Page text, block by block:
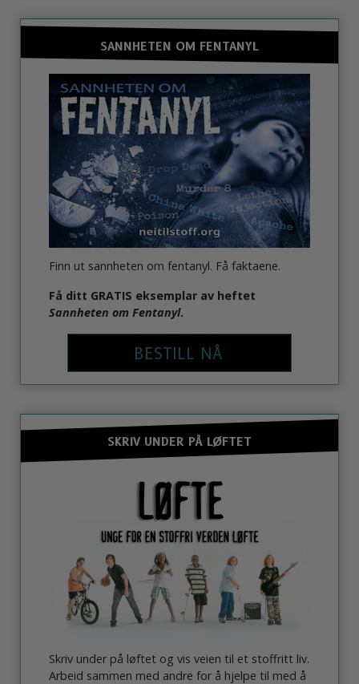
SANNHETEN OM FENTANYL
Finn ut sannheten om fentanyl. Få faktaene.
Få ditt GRATIS eksemplar av heftet
Sannheten om Fentanyl.
BESTILL NÅ
SKRIV UNDER PÅ LØFTET
Skriv under på løftet og vis veien til et stoffritt liv.
Arbeid sammen med andre for å hjelpe til med å